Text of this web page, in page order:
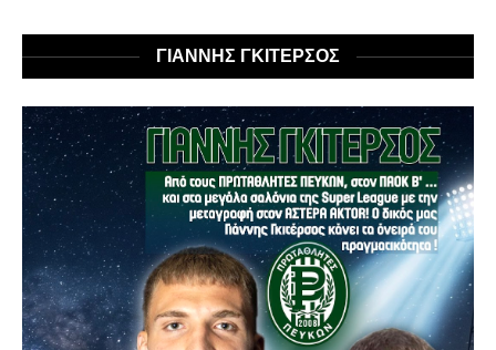
ΓΙΑΝΝΗΣ ΓΚΙΤΕΡΣΟΣ